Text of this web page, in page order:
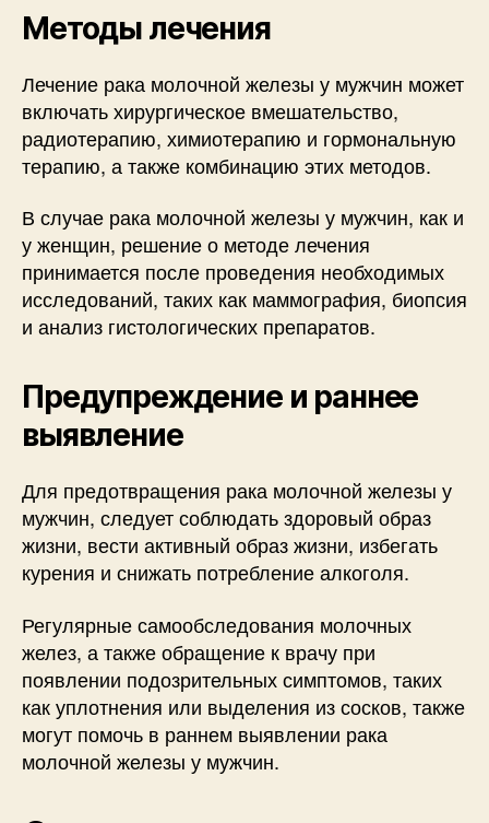
Методы лечения
Лечение рака молочной железы у мужчин может
включать хирургическое вмешательство,
радиотерапию, химиотерапию и гормональную
терапию, а также комбинацию этих методов.
В случае рака молочной железы у мужчин, как и
у женщин, решение о методе лечения
принимается после проведения необходимых
исследований, таких как маммография, биопсия
и анализ гистологических препаратов.
Предупреждение и раннее
выявление
Для предотвращения рака молочной железы у
мужчин, следует соблюдать здоровый образ
жизни, вести активный образ жизни, избегать
курения и снижать потребление алкоголя.
Регулярные самообследования молочных
желез, а также обращение к врачу при
появлении подозрительных симптомов, таких
как уплотнения или выделения из сосков, также
могут помочь в раннем выявлении рака
молочной железы у мужчин.